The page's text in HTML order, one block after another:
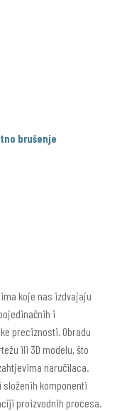
brušenje
koje nas izdvajaju
i
preciznosti. Obradu
ili 3D modelu, što
naručilaca.
komponenti
proizvodnih procesa.